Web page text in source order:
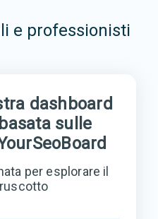
e professionisti
dashboard
sulle
per esplorare il